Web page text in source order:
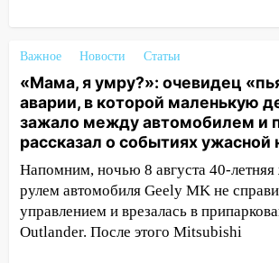
«пьяной» аварии, в которой
девочку зажало между
перилами, рассказал о
ужасной ночи
13:05 17-летний парень
рулем мотоцикла во время
городе: в ГАИ
сегодняшнюю аварию
12:59 Губернатор
Важное Новости Статьи
«Мама, я умру?»: очевидец
аварии, в которой маленькую
зажало между автомобилем и
рассказал о событиях ужасной
Напомним, ночью 8 августа 40-
рулем автомобиля Geely MK не
управлением и врезалась в
Outlander. После этого Mitsubishi